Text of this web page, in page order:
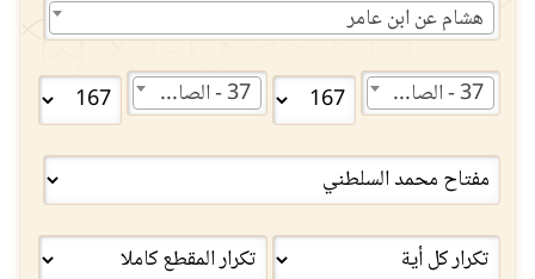
هشام عن ابن عامر
37 - الصافات 37 - الصافات